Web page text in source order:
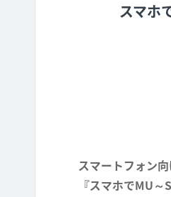
スマホ
スマートフォン
『スマホでMU